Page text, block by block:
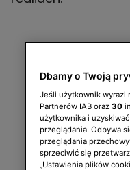
Dbamy o Twoją
Jeśli użytkownik wyrazi
Partnerów IAB oraz 30
użytkownika i
przeglądania. Odbywa
przeglądania
sprzeciwić się
„Ustawienia plików